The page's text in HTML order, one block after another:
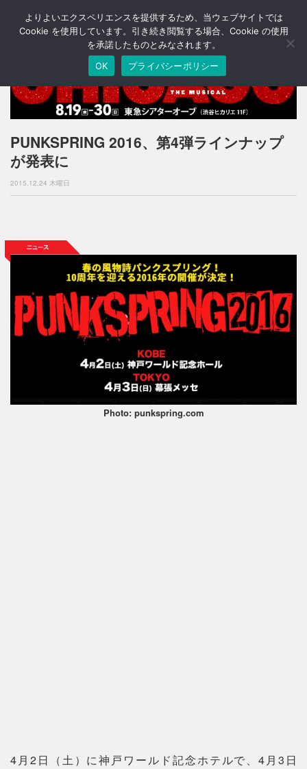
T
o
n
v
i
o
PUNKSPRING 2016、第4弾ラインナップ
が発表に
2015.12.24 木曜日
Photo: punkspring.com
4月2日（土）に神戸ワールド記念ホテルで、4月3日
よりよいエクスペリエンスを提供するため、当ウェブサイトでは
Cookie を使用しています。引き続き閲覧する場合、Cookie の使用
を承諾したものとみなされます。
OK
プライバシーポリシー